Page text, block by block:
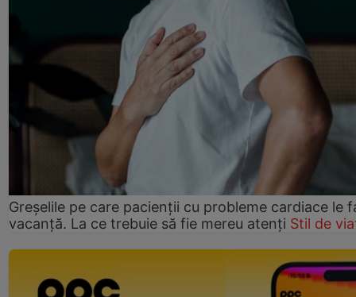
Greșelile pe care pacienții cu probleme cardiace le
vacanță. La ce trebuie să fie mereu atenți Stil de